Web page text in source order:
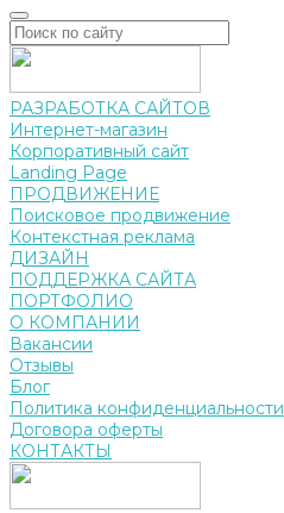
РАЗРАБОТКА САЙТОВ
Интернет-магазин
Корпоративный сайт
Landing Page
ПРОДВИЖЕНИЕ
Поисковое продвижение
Контекстная реклама
ДИЗАЙН
ПОДДЕРЖКА САЙТА
ПОРТФОЛИО
О КОМПАНИИ
Вакансии
Отзывы
Блог
Политика конфиденциальности
Договора оферты
КОНТАКТЫ